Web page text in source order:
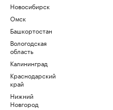
Новосибирск
Омск
Башкортостан
Вологодская
область
Калининград
Краснодарский
край
Нижний
Новгород